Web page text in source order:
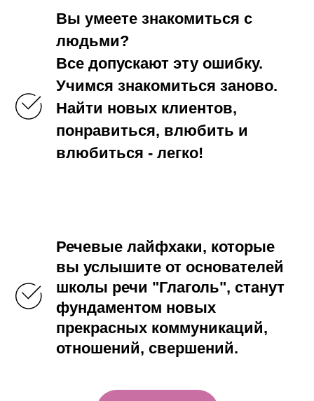
Вы умеете знакомиться с
людьми?
Все допускают эту ошибку.
Учимся знакомиться заново.
Найти новых клиентов,
понравиться, влюбить и
влюбиться - легко!
Речевые лайфхаки, которые
вы услышите от основателей
школы речи "Глаголь", станут
фундаментом новых
прекрасных коммуникаций,
отношений, свершений.